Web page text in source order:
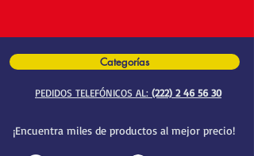
Categorías
PEDIDOS TELEFÓNICOS AL: (222) 2 46 56 30
¡Encuentra miles de productos al mejor precio!